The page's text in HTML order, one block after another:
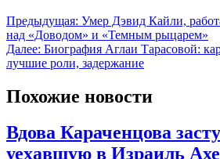
Предыдущая: Умер Дэвид Кайли,
над «Доводом» и «Темным рыцарем»
Далее: Биография Аглаи Тарасовой:
лучшие роли, задержание
Похожие новости
Вдова Караченцова
уехавшую в Израиль